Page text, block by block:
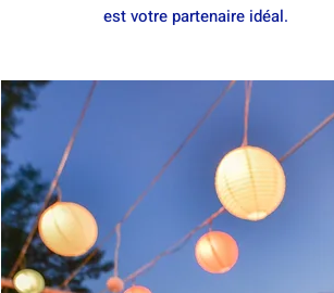
est votre partenaire idéal.